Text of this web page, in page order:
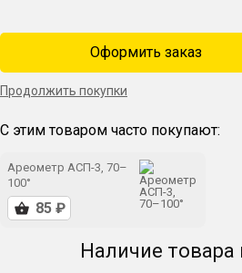
Оформить заказ
Продолжить покупки
С этим товаром часто покупают:
Ареометр АСП-3, 70–
100°
Наличие товара